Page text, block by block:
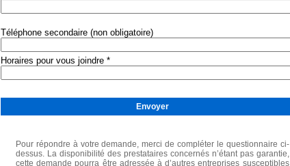
Téléphone secondaire (non obligatoire)
Horaires pour vous joindre *
Pour répondre à votre demande, merci de compléter le questionnaire ci-
dessus. La disponibilité des prestataires concernés n’étant pas garantie,
cette demande pourra être adressée à d’autres entreprises susceptibles